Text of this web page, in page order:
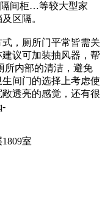
间柜…等较大型家
区隔。
，厕所门平常皆需关
议可加装抽风器，帮
所内部的清洁，避免
间门的选择上考虑使
透亮的感觉，还有很
室